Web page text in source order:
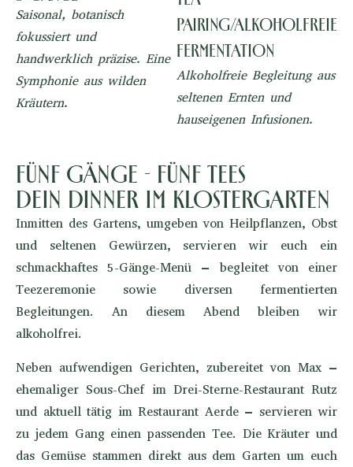
Saisonal, botanisch
fokussiert und
handwerklich präzise. Eine
Symphonie aus wilden
Kräutern.
Pairing/Alkoholfreie
Fermentation
Alkoholfreie Begleitung aus
seltenen Ernten und
hauseigenen Infusionen.
Fünf Gänge - Fünf Tees
Dein Dinner im Klostergarten
Inmitten des Gartens, umgeben von Heilpflanzen, Obst
und seltenen Gewürzen, servieren wir euch ein
schmackhaftes 5-Gänge-Menü – begleitet von einer
Teezeremonie sowie diversen fermentierten
Begleitungen. An diesem Abend bleiben wir
alkoholfrei.
Neben aufwendigen Gerichten, zubereitet von Max –
ehemaliger Sous-Chef im Drei-Sterne-Restaurant Rutz
und aktuell tätig im Restaurant Aerde – servieren wir
zu jedem Gang einen passenden Tee. Die Kräuter und
das Gemüse stammen direkt aus dem Garten um euch